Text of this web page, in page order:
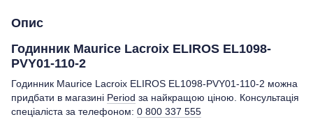
Опис
Годинник Maurice Lacroix ELIROS EL1098-
PVY01-110-2
Годинник Maurice Lacroix ELIROS EL1098-PVY01-110-2 можна
придбати в магазині Period за найкращою ціною. Консультація
спеціаліста за телефоном: 0 800 337 555